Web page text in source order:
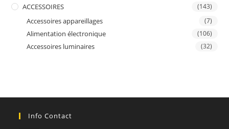
ACCESSOIRES (143)
Accessoires appareillages (7)
Alimentation électronique (106)
Accessoires luminaires (32)
Info Contact